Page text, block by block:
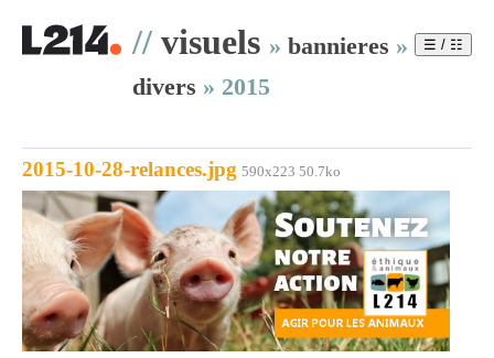
// visuels » bannieres »
divers » 2015
2015-10-28-relances.jpg 590x223 50.7ko
☰ / ☷